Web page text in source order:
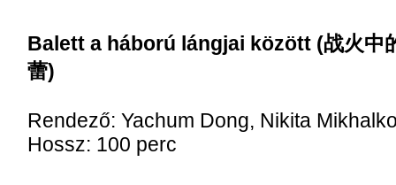
Balett a háború lángjai között (战火中
蕾)
Rendező: Yachum Dong, Nikita
Hossz: 100 perc